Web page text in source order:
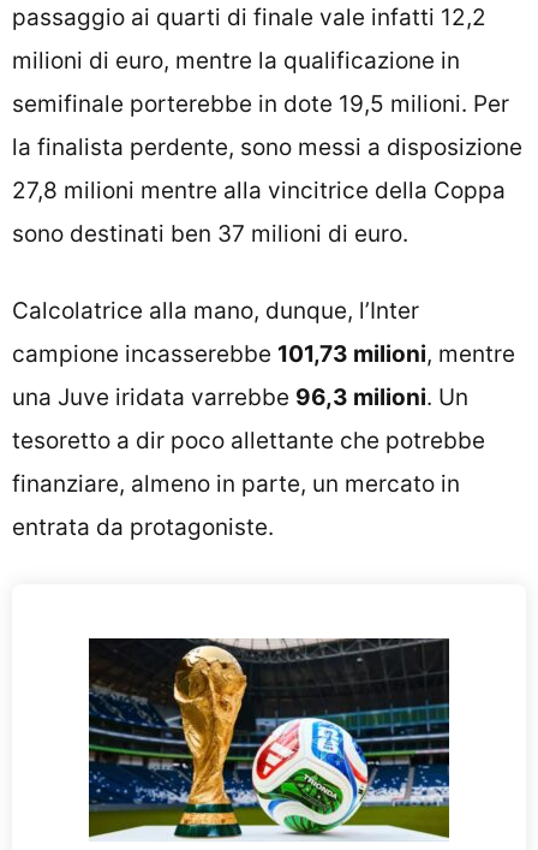
passaggio ai quarti di finale vale infatti 12,2
milioni di euro, mentre la qualificazione in
semifinale porterebbe in dote 19,5 milioni. Per
la finalista perdente, sono messi a disposizione
27,8 milioni mentre alla vincitrice della Coppa
sono destinati ben 37 milioni di euro.
Calcolatrice alla mano, dunque, l’Inter
campione incasserebbe 101,73 milioni, mentre
una Juve iridata varrebbe 96,3 milioni. Un
tesoretto a dir poco allettante che potrebbe
finanziare, almeno in parte, un mercato in
entrata da protagoniste.